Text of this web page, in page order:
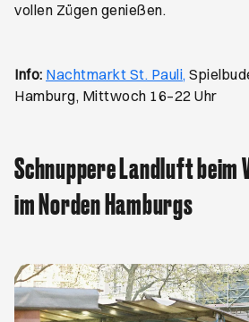
vollen Zügen genießen.
Info: Nachtmarkt St. Pauli, Öffnet
Hamburg, Mittwoch 16–22 Uhr
Schnuppere Landluft beim
im Norden Hamburgs